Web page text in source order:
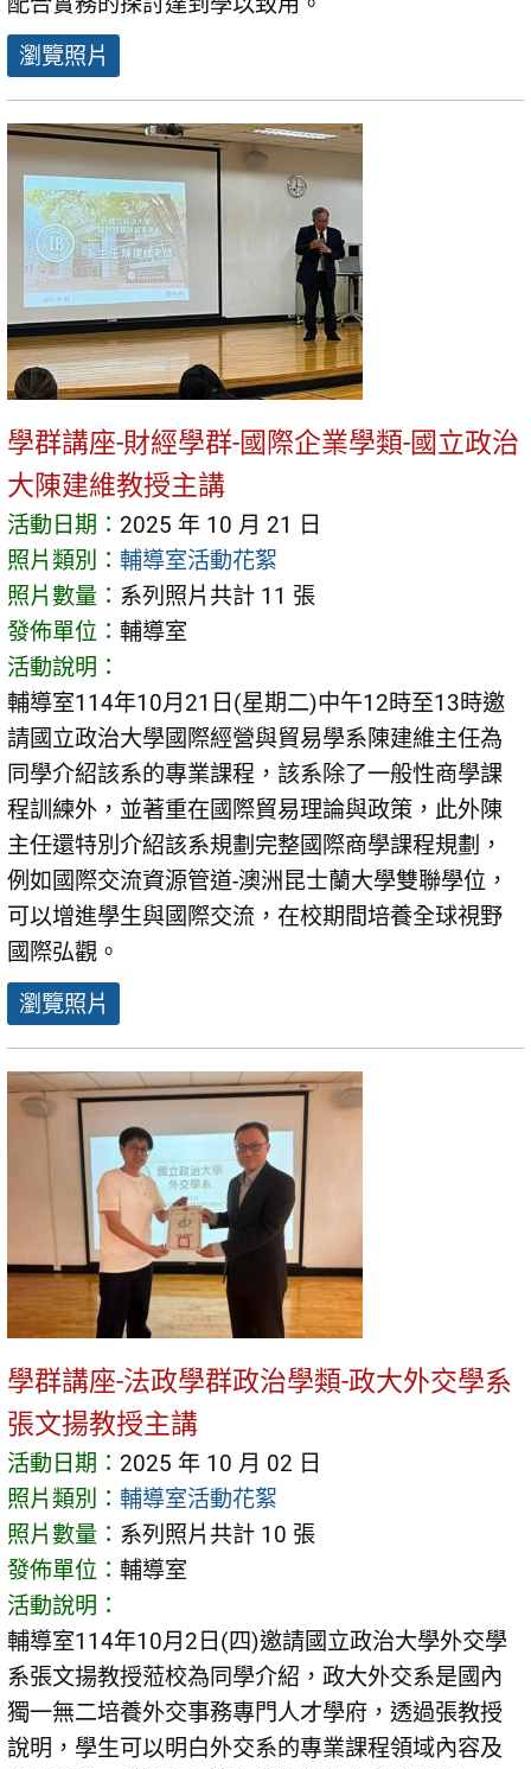
瀏覽照片
學群講座-財經學群-國際企業學類-國立政治
大陳建維教授主講
活動日期： 2025 年 10 月 21 日
照片類別： 輔導室活動花絮
照片數量： 系列照片共計 11 張
發佈單位： 輔導室
活動說明：
輔導室114年10月21日(星期二)中午12時至13時邀
請國立政治大學國際經營與貿易學系陳建維主任為
同學介紹該系的專業課程，該系除了一般性商學課
程訓練外，並著重在國際貿易理論與政策，此外陳
主任還特別介紹該系規劃完整國際商學課程規劃，
例如國際交流資源管道-澳洲昆士蘭大學雙聯學位，
可以增進學生與國際交流，在校期間培養全球視野
國際弘觀。
瀏覽照片
學群講座-法政學群政治學類-政大外交學系
張文揚教授主講
活動日期： 2025 年 10 月 02 日
照片類別： 輔導室活動花絮
照片數量： 系列照片共計 10 張
發佈單位： 輔導室
活動說明：
輔導室114年10月2日(四)邀請國立政治大學外交學
系張文揚教授蒞校為同學介紹，政大外交系是國內
獨一無二培養外交事務專門人才學府，透過張教授
說明，學生可以明白外交系的專業課程領域內容及